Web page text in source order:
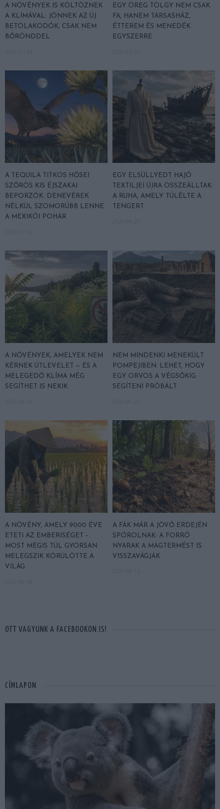
A NÖVÉNYEK IS KÖLTÖZNEK
A KLÍMÁVAL: JÖNNEK AZ ÚJ
BETOLAKODÓK, CSAK NEM
BŐRÖNDDEL
EGY ÖREG TÖLGY NEM CSAK
FA, HANEM TÁRSASHÁZ,
ÉTTEREM ÉS MENEDÉK
EGYSZERRE
A TEQUILA TITKOS HŐSEI
SZŐRÖS KIS ÉJSZAKAI
BEPORZÓK: DENEVÉREK
NÉLKÜL SZOMORÚBB LENNE
A MEXIKÓI POHÁR
EGY ELSÜLLYEDT HAJÓ
TEXTILJEI ÚJRA ÖSSZEÁLLTAK:
A RUHA, AMELY TÚLÉLTE A
TENGERT
A NÖVÉNYEK, AMELYEK NEM
KÉRNEK ÚTLEVELET — ÉS A
MELEGEDŐ KLÍMA MÉG
SEGÍTHET IS NEKIK
NEM MINDENKI MENEKÜLT
POMPEJIBEN: LEHET, HOGY
EGY ORVOS A VÉGSŐKIG
SEGÍTENI PRÓBÁLT
A NÖVÉNY, AMELY 9000 ÉVE
ETETI AZ EMBERISÉGET –
MOST MÉGIS TÚL GYORSAN
MELEGSZIK KÖRÜLÖTTE A
VILÁG
A FÁK MÁR A JÖVŐ ERDEJÉN
SPÓROLNAK: A FORRÓ
NYARAK A MAGTERMÉST IS
VISSZAVÁGJÁK
OTT VAGYUNK A FACEBOOKON IS!
CÍMLAPON